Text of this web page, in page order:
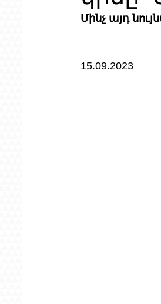
Մինչ այդ
15.09.2023